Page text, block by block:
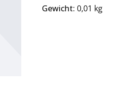
Gewicht: 0,01 kg